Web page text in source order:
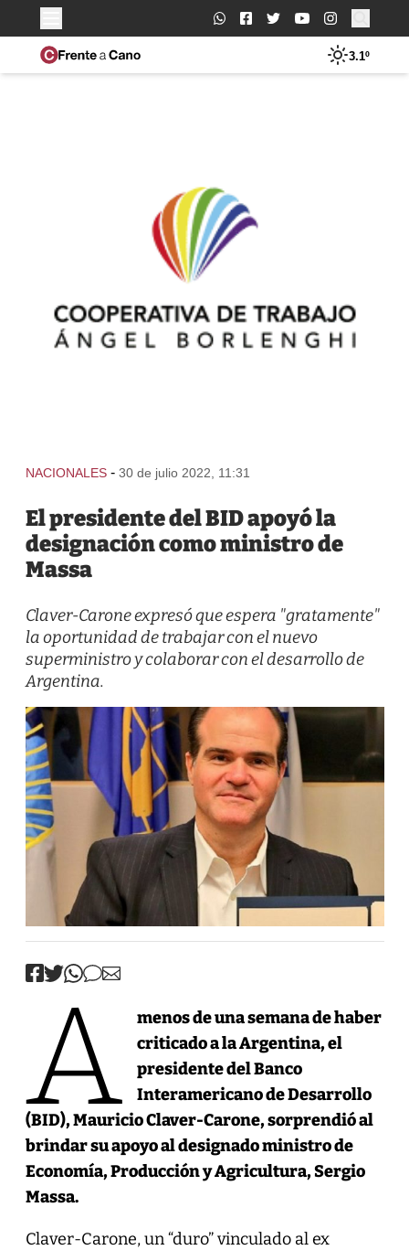
Buscar:
3.1º
NACIONALES - 30 de julio 2022, 11:31
El presidente del BID apoyó la
designación como ministro de
Massa
Claver-Carone expresó que espera "gratamente"
la oportunidad de trabajar con el nuevo
superministro y colaborar con el desarrollo de
Argentina.
A
menos de una semana de haber
criticado a la Argentina, el
presidente del Banco
Interamericano de Desarrollo
(BID), Mauricio Claver-Carone, sorprendió al
brindar su apoyo al designado ministro de
Economía, Producción y Agricultura, Sergio
Massa.
Claver-Carone, un “duro” vinculado al ex